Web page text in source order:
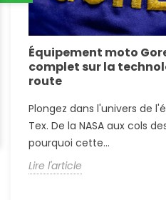
Équipement moto
complet sur la
route
Plongez dans l'univers de
Tex. De la NASA aux cols
pourquoi cette...
Lire l'article